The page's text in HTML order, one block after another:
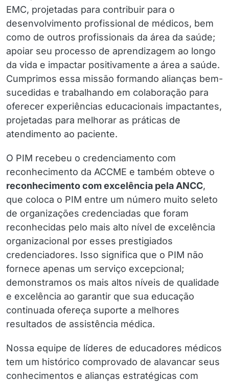
EMC, projetadas para contribuir para o
desenvolvimento profissional de médicos, bem
como de outros profissionais da área da saúde;
apoiar seu processo de aprendizagem ao longo
da vida e impactar positivamente a área a saúde.
Cumprimos essa missão formando alianças bem-
sucedidas e trabalhando em colaboração para
oferecer experiências educacionais impactantes,
projetadas para melhorar as práticas de
atendimento ao paciente.
O PIM recebeu o credenciamento com
reconhecimento da ACCME e também obteve o
reconhecimento com excelência pela ANCC,
que coloca o PIM entre um número muito seleto
de organizações credenciadas que foram
reconhecidas pelo mais alto nível de excelência
organizacional por esses prestigiados
credenciadores. Isso significa que o PIM não
fornece apenas um serviço excepcional;
demonstramos os mais altos níveis de qualidade
e excelência ao garantir que sua educação
continuada ofereça suporte a melhores
resultados de assistência médica.
Nossa equipe de líderes de educadores médicos
tem um histórico comprovado de alavancar seus
conhecimentos e alianças estratégicas com